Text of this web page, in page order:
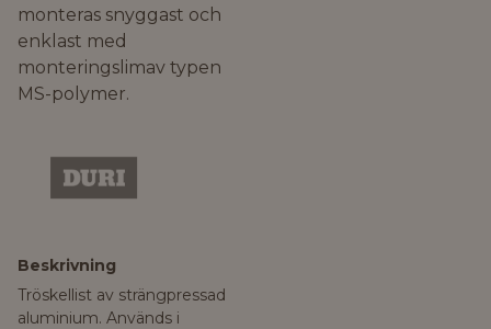
monteras snyggast och
enklast med
monteringslimav typen
MS-polymer.
Beskrivning
Tröskellist av strängpressad
aluminium. Används i